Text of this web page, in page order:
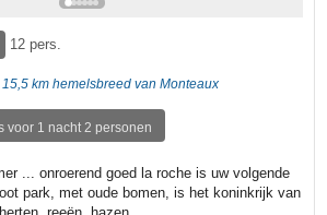
12 pers.
15,5 km hemelsbreed van Monteaux
voor 1 nacht 2 personen
... onroerend goed la roche is uw volgende
park, met oude bomen, is het koninkrijk van